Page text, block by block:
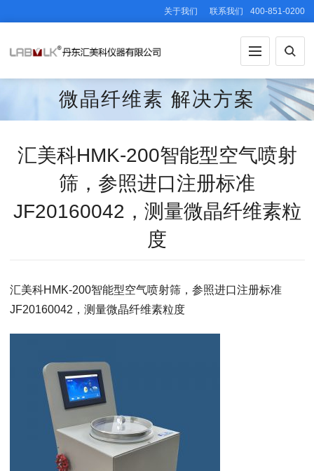
关于我们 联系我们 400-851-0200
微晶纤维素 解决方案
汇美科HMK-200智能型空气喷射
筛，参照进口注册标准
JF20160042，测量微晶纤维素粒
度
汇美科HMK-200智能型空气喷射筛，参照进口注册标准
JF20160042，测量微晶纤维素粒度